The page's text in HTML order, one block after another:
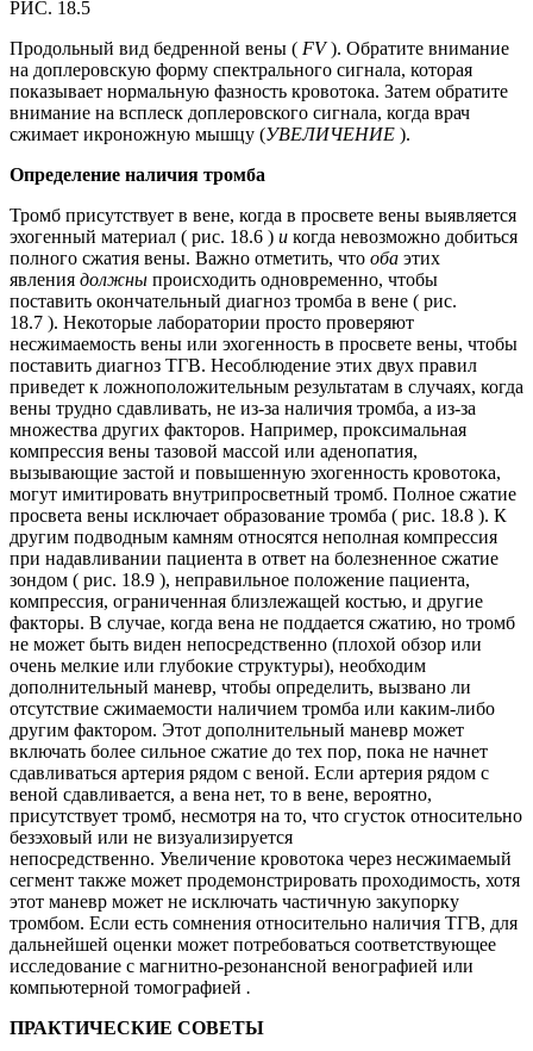
РИС. 18.5
Продольный вид бедренной вены ( FV). Обратите внимание
на доплеровскую форму спектрального сигнала, которая
показывает нормальную фазность кровотока. Затем обратите
внимание на всплеск доплеровского сигнала, когда врач
сжимает икроножную мышцу (УВЕЛИЧЕНИЕ ).
Определение наличия тромба
Тромб присутствует в вене, когда в просвете вены выявляется
эхогенный материал ( рис. 18.6 ) и когда невозможно добиться
полного сжатия вены. Важно отметить, что оба этих
явления должны происходить одновременно, чтобы
поставить окончательный диагноз тромба в вене ( рис.
18.7 ). Некоторые лаборатории просто проверяют
несжимаемость вены или эхогенность в просвете вены, чтобы
поставить диагноз ТГВ. Несоблюдение этих двух правил
приведет к ложноположительным результатам в случаях, когда
вены трудно сдавливать, не из-за наличия тромба, а из-за
множества других факторов. Например, проксимальная
компрессия вены тазовой массой или аденопатия,
вызывающие застой и повышенную эхогенность кровотока,
могут имитировать внутрипросветный тромб. Полное сжатие
просвета вены исключает образование тромба ( рис. 18.8 ). К
другим подводным камням относятся неполная компрессия
при надавливании пациента в ответ на болезненное сжатие
зондом ( рис. 18.9 ), неправильное положение пациента,
компрессия, ограниченная близлежащей костью, и другие
факторы. В случае, когда вена не поддается сжатию, но тромб
не может быть виден непосредственно (плохой обзор или
очень мелкие или глубокие структуры), необходим
дополнительный маневр, чтобы определить, вызвано ли
отсутствие сжимаемости наличием тромба или каким-либо
другим фактором. Этот дополнительный маневр может
включать более сильное сжатие до тех пор, пока не начнет
сдавливаться артерия рядом с веной. Если артерия рядом с
веной сдавливается, а вена нет, то в вене, вероятно,
присутствует тромб, несмотря на то, что сгусток относительно
безэховый или не визуализируется
непосредственно. Увеличение кровотока через несжимаемый
сегмент также может продемонстрировать проходимость, хотя
этот маневр может не исключать частичную закупорку
тромбом. Если есть сомнения относительно наличия ТГВ, для
дальнейшей оценки может потребоваться соответствующее
исследование с магнитно-резонансной венографией или
компьютерной томографией .
ПРАКТИЧЕСКИЕ СОВЕТЫ